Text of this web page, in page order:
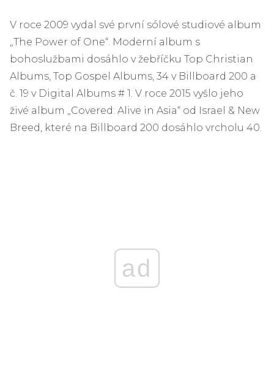
V roce 2009 vydal své první sólové studiové album
„The Power of One“. Moderní album s
bohoslužbami dosáhlo v žebříčku Top Christian
Albums, Top Gospel Albums, 34 v Billboard 200 a
č. 19 v Digital Albums # 1. V roce 2015 vyšlo jeho
živé album „Covered: Alive in Asia“ od Israel & New
Breed, které na Billboard 200 dosáhlo vrcholu 40.
ad